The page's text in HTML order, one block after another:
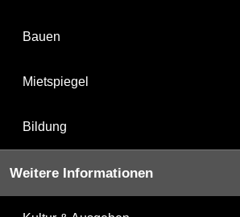
Bauen
Mietspiegel
Bildung
Weitere Informationen